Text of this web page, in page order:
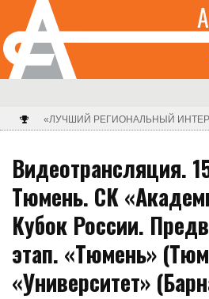
«ЛУЧШИЙ РЕГИОНАЛЬНЫЙ
Видеотрансляция.
Тюмень. СК
Кубок России.
этап. «Тюмень»
«Университет»